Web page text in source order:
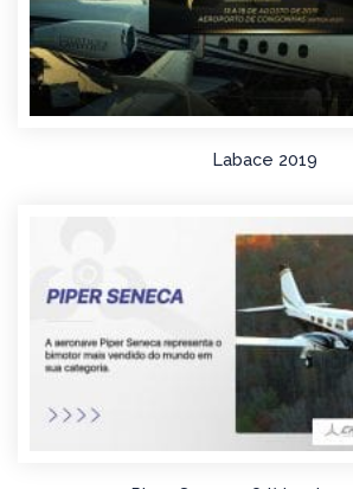
Labace 2019